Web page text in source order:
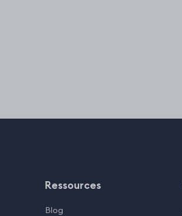
Ressources
Blog